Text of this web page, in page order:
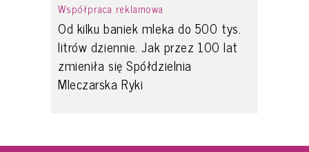
Współpraca reklamowa
Od kilku baniek mleka do 500 tys.
litrów dziennie. Jak przez 100 lat
zmieniła się Spółdzielnia
Mleczarska Ryki